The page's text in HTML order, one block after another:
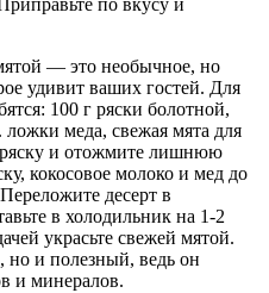
по вкусу и
— это необычное, но
удивит ваших гостей. Для
100 г ряски болотной,
ложки меда, свежая мята для
и отожмите лишнюю
кокосовое молоко и мед до
десерт в
в холодильник на 1-2
украсьте свежей мятой.
но и полезный, ведь он
и минералов.